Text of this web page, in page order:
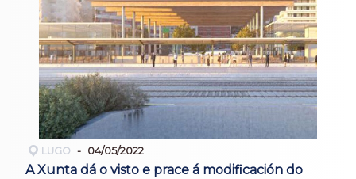
LUGO 04/05/2022
A Xunta dá o visto e prace á modificación do